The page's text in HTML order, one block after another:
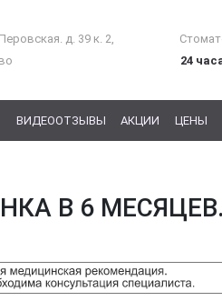
д. 39 к. 2,
24
ВИДЕООТЗЫВЫ АКЦИИ ЦЕНЫ
В 6